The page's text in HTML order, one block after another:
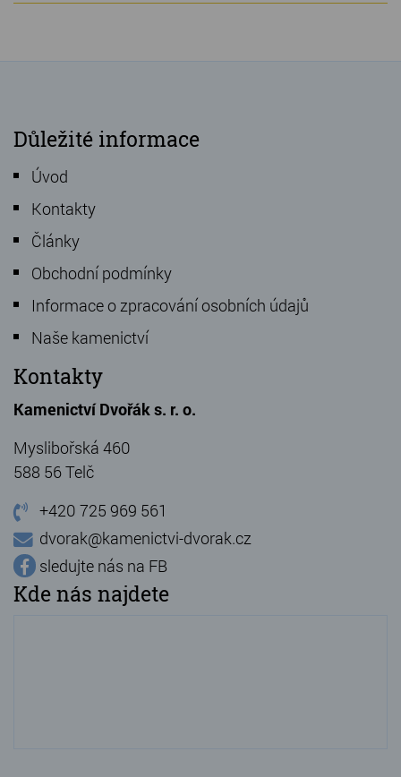
Důležité informace
Úvod
Kontakty
Články
Obchodní podmínky
Informace o zpracování osobních údajů
Naše kamenictví
Kontakty
Kamenictví Dvořák s. r. o.
Myslibořská 460
588 56 Telč
+420 725 969 561
dvorak@kamenictvi-dvorak.cz
sledujte nás na FB
Kde nás najdete